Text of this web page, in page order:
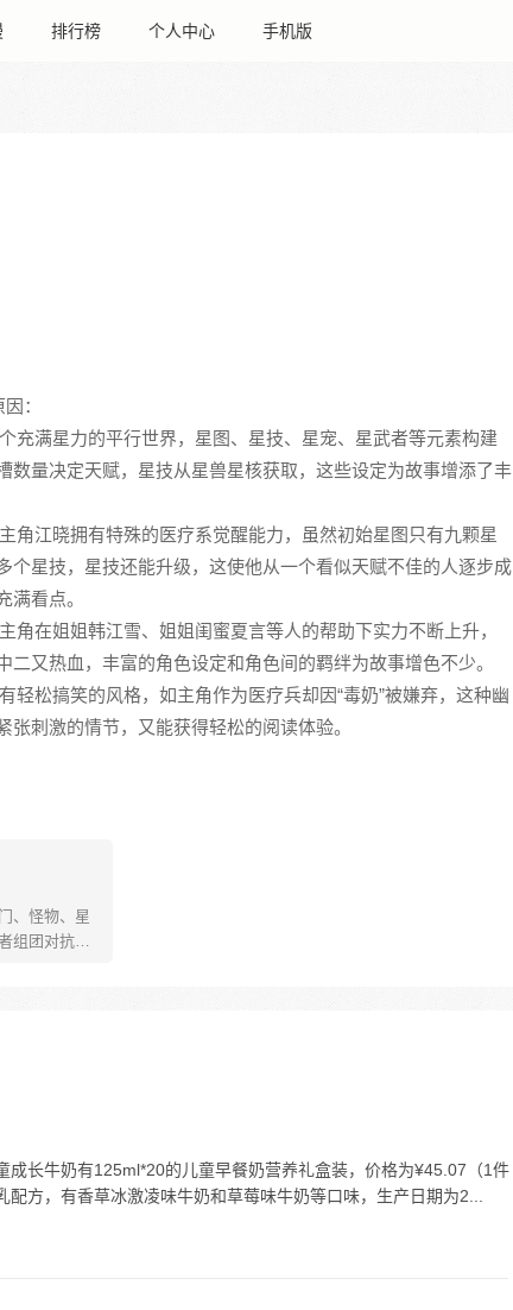
排行榜 个人中心 手机版
：
充满星力的平行世界，星图、星技、星宠、星武者等元素构建
数量决定天赋，星技从星兽星核获取，这些设定为故事增添了丰
角江晓拥有特殊的医疗系觉醒能力，虽然初始星图只有九颗星
个星技，星技还能升级，这使他从一个看似天赋不佳的人逐步成
满看点。
角在姐姐韩江雪、姐姐闺蜜夏言等人的帮助下实力不断上升，
又热血，丰富的角色设定和角色间的羁绊为故事增色不少。
轻松搞笑的风格，如主角作为医疗兵却因“毒奶”被嫌弃，这种幽
刺激的情节，又能获得轻松的阅读体验。
、怪物、星
组团对抗各
谁社死的特
日更新）
成长牛奶有125ml*20的儿童早餐奶营养礼盒装，价格为¥45.07（1件
方，有香草冰激凌味牛奶和草莓味牛奶等口味，生产日期为2...